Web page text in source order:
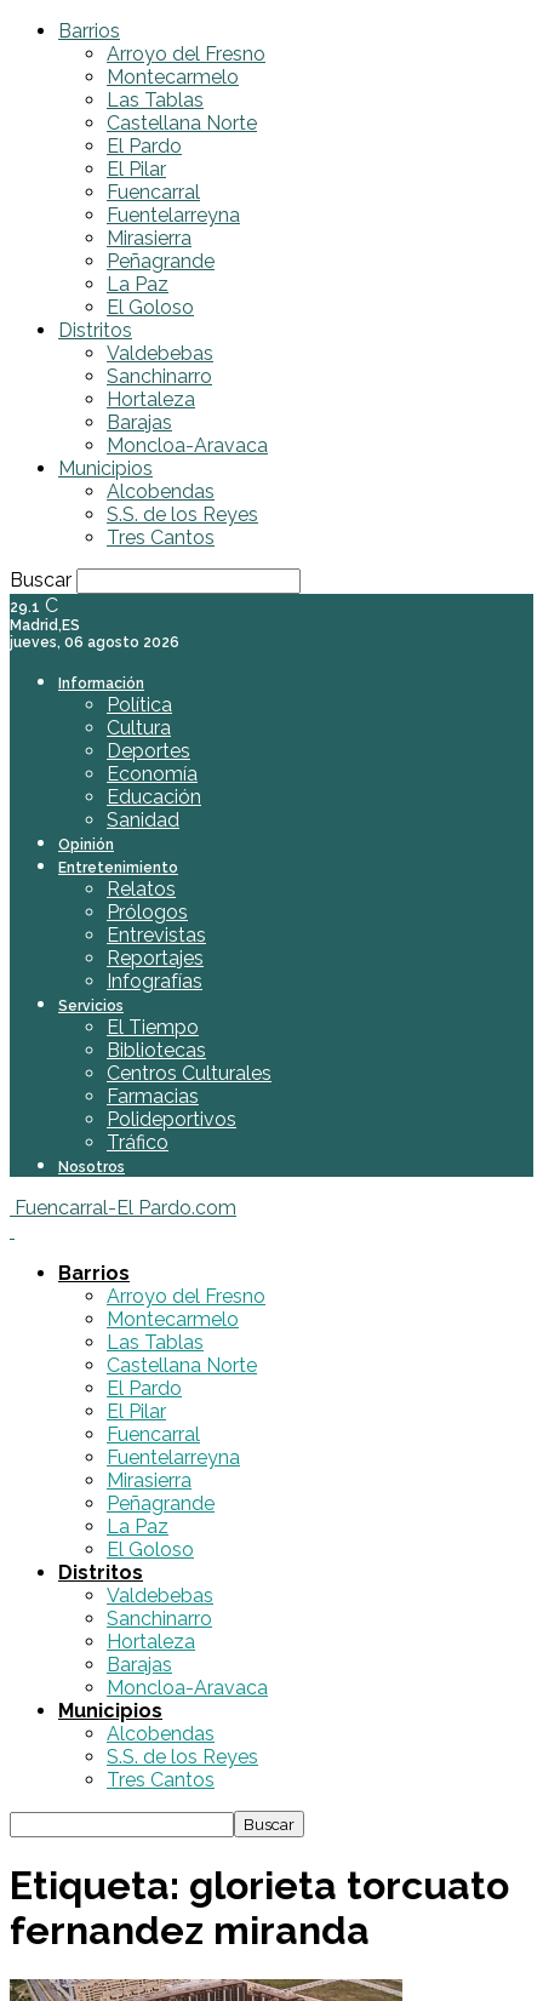
Barrios
Arroyo del Fresno
Montecarmelo
Las Tablas
Castellana Norte
El Pardo
El Pilar
Fuencarral
Fuentelarreyna
Mirasierra
Peñagrande
La Paz
El Goloso
Distritos
Valdebebas
Sanchinarro
Hortaleza
Barajas
Moncloa-Aravaca
Municipios
Alcobendas
S.S. de los Reyes
Tres Cantos
Buscar
29.1 C
Madrid,ES
jueves, 06 agosto 2026
Información
Política
Cultura
Deportes
Economía
Educación
Sanidad
Opinión
Entretenimiento
Relatos
Prólogos
Entrevistas
Reportajes
Infografías
Servicios
El Tiempo
Bibliotecas
Centros Culturales
Farmacias
Polideportivos
Tráfico
Nosotros
Fuencarral-El Pardo.com
Barrios
Arroyo del Fresno
Montecarmelo
Las Tablas
Castellana Norte
El Pardo
El Pilar
Fuencarral
Fuentelarreyna
Mirasierra
Peñagrande
La Paz
El Goloso
Distritos
Valdebebas
Sanchinarro
Hortaleza
Barajas
Moncloa-Aravaca
Municipios
Alcobendas
S.S. de los Reyes
Tres Cantos
Etiqueta: glorieta torcuato
fernandez miranda